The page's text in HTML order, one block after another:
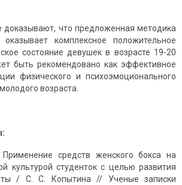
доказывают, что предложенная методика
оказывает комплексное положительное
состояние девушек в возрасте 19-20
быть рекомендовано как эффективное
физического и психоэмоционального
возраста.
средств женского бокса на
культурой студенток с целью развития
/ С. С. Копытина // Ученые записки